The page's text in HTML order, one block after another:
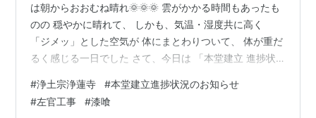
は朝からおおむね晴れ🌞🌞🌞 雲がかかる時間もあったも
のの 穏やかに晴れて、 しかも、気温・湿度共に高く
「ジメッ」とした空気が 体にまとわりついて、 体が重だ
るく感じる一日でした さて、今日は 「本堂建立 進捗状
が 始まったことをお知らせしました。 gunjima-
taii.hatenablog.com 左官屋さんの工事は、 塗って乾かし
#浄土宗浄蓮寺 #本堂建立進捗状況のお知らせ
#左官工事 #漆喰